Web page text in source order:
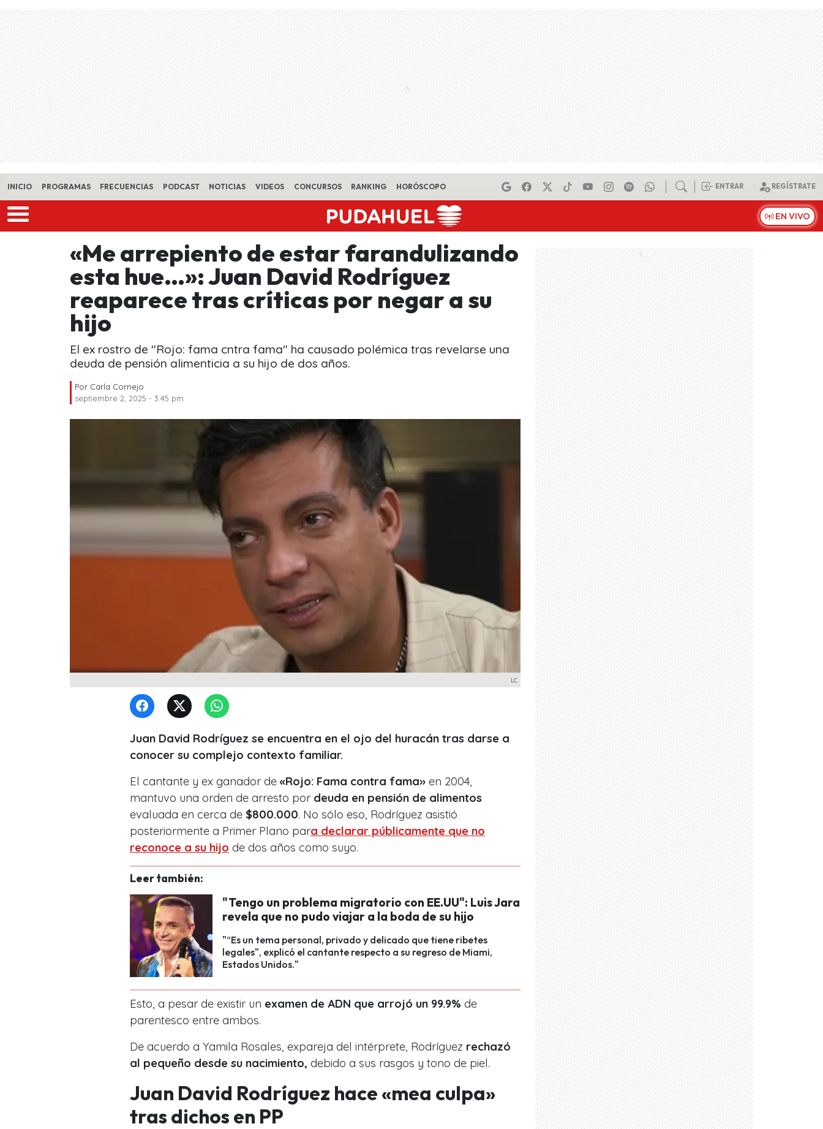
Skip to main content
INICIO PROGRAMAS FRECUENCIAS PODCAST NOTICIAS VIDEOS CONCURSOS RANKING HORÓSCOPO ENTRAR REGÍSTRATE
EN VIVO
«Me arrepiento de estar farandulizando
esta hue…»: Juan David Rodríguez
reaparece tras críticas por negar a su
hijo
El ex rostro de "Rojo: fama cntra fama" ha causado polémica tras revelarse una
deuda de pensión alimenticia a su hijo de dos años.
Por Carla Cornejo
septiembre 2, 2025 - 3:45 pm
LC
Juan David Rodríguez se encuentra en el ojo del huracán tras darse a
conocer su complejo contexto familiar.
El cantante y ex ganador de «Rojo: Fama contra fama» en 2004,
mantuvo una orden de arresto por deuda en pensión de alimentos
evaluada en cerca de $800.000. No sólo eso, Rodríguez asistió
posteriormente a Primer Plano para declarar públicamente que no
reconoce a su hijo de dos años como suyo.
Leer también:
"Tengo un problema migratorio con EE.UU": Luis Jara
revela que no pudo viajar a la boda de su hijo
"“Es un tema personal, privado y delicado que tiene ribetes
legales", explicó el cantante respecto a su regreso de Miami,
Estados Unidos."
Esto, a pesar de existir un examen de ADN que arrojó un 99.9% de
parentesco entre ambos.
De acuerdo a Yamila Rosales, expareja del intérprete, Rodríguez rechazó
al pequeño desde su nacimiento, debido a sus rasgos y tono de piel.
Juan David Rodríguez hace «mea culpa»
tras dichos en PP